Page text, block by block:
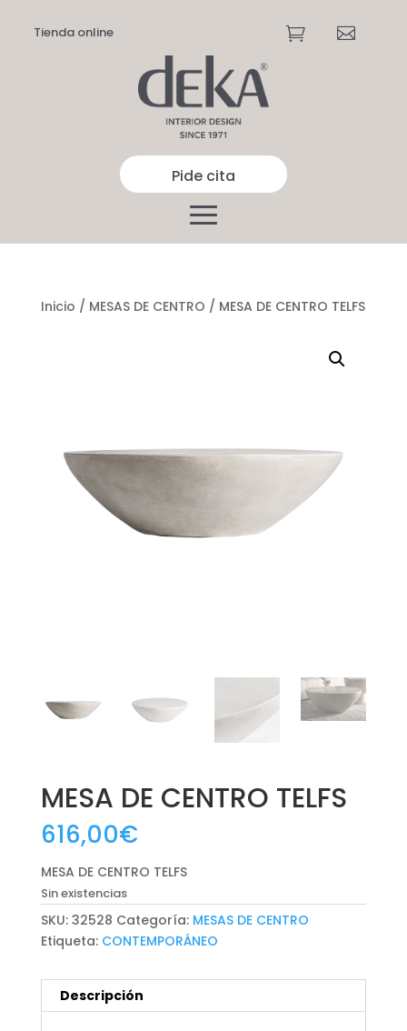
Tienda online  
Pide cita
Inicio / MESAS DE CENTRO / MESA DE CENTRO TELFS
MESA DE CENTRO TELFS
616,00€
MESA DE CENTRO TELFS
Sin existencias
SKU: 32528 Categoría: MESAS DE CENTRO
Etiqueta: CONTEMPORÁNEO
Descripción